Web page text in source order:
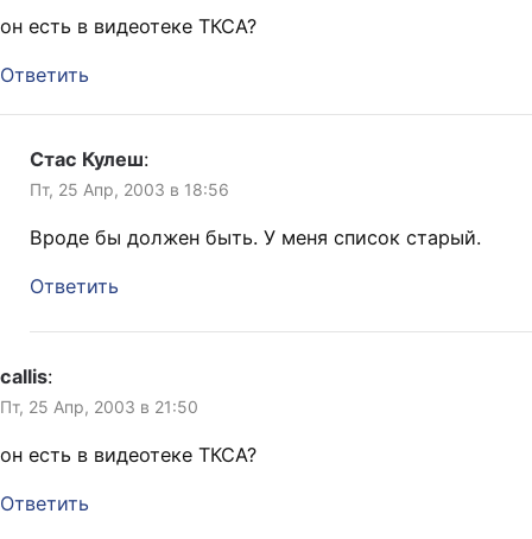
он есть в видеотеке ТКСА?
Ответить
Стас Кулеш:
Пт, 25 Апр, 2003 в 18:56
Вроде бы должен быть. У меня список старый.
Ответить
callis:
Пт, 25 Апр, 2003 в 21:50
он есть в видеотеке ТКСА?
Ответить